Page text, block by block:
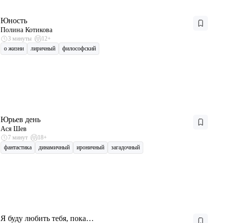
Юность
Полина Котикова
3 минуты
12+
о жизни
лиричный философский
Юрьев день
Ася Шев
7 минут
18+
фантастика
динамичный ироничный загадочный
Я буду любить тебя, пока…